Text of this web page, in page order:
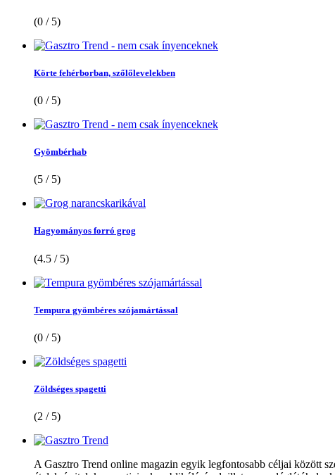
(0 / 5)
Körte fehérborban, szőlőlevelekben
(0 / 5)
Gyömbérhab
(5 / 5)
Hagyományos forró grog
(4.5 / 5)
Tempura gyömbéres szójamártással
(0 / 5)
Zöldséges spagetti
(2 / 5)
A Gasztro Trend online magazin egyik legfontosabb céljai között